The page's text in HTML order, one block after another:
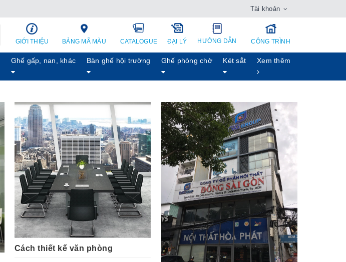
Tài khoản
GIỚI THIỆU BẢNG MÃ MÀU CATALOGUE ĐẠI LÝ HƯỚNG DẪN CÔNG TRÌNH
Ghế gấp, nan, khác Bàn ghế hội trường Ghế phòng chờ Két sẳt Xem thêm
Cách thiết kế văn phòng